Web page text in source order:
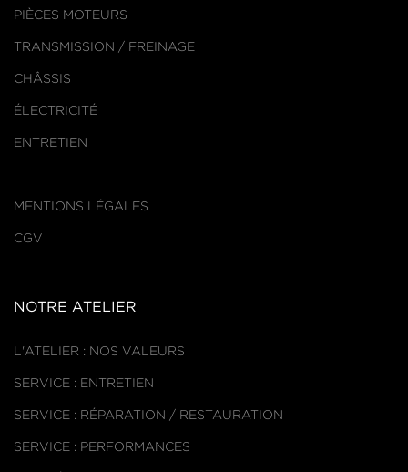
PIÈCES MOTEURS
TRANSMISSION / FREINAGE
CHÂSSIS
ÉLECTRICITÉ
ENTRETIEN
MENTIONS LÉGALES
CGV
NOTRE ATELIER
L'ATELIER : NOS VALEURS
SERVICE : ENTRETIEN
SERVICE : RÉPARATION / RESTAURATION
SERVICE : PERFORMANCES